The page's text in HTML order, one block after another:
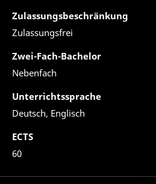
Zulassungsbeschränkung
Zulassungsfrei
Zwei-Fach-Bachelor
Nebenfach
Unterrichtssprache
Deutsch, Englisch
ECTS
60